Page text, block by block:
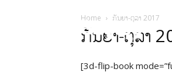
Home ກັນຍາ-ຕຸລາ 2017
ກັນຍາ-ຕຸລາ
[3d-flip-book